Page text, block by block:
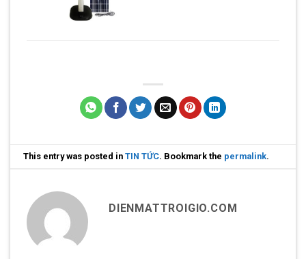
This entry was posted inTIN TỨC. Bookmark the permalink.
DIENMATTROIGIO.COM